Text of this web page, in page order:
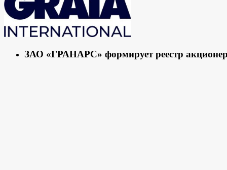
ЗАО «ГРАНАРС» формирует реестр